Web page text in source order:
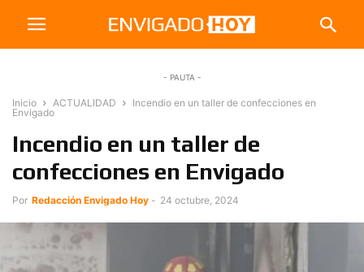
- PAUTA -
Inicio ACTUALIDAD
Incendio en un taller de confecciones en
Envigado
Incendio en un taller de
confecciones en Envigado
Por Redacción Envigado Hoy - 24 octubre, 2024